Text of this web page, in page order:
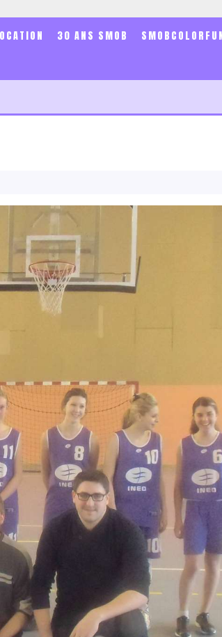
30 ANS SMOB
Button